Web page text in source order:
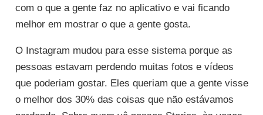
com o que a gente faz no aplicativo e vai ficando
melhor em mostrar o que a gente gosta.
O Instagram mudou para esse sistema porque as
pessoas estavam perdendo muitas fotos e vídeos
que poderiam gostar. Eles queriam que a gente visse
o melhor dos 30% das coisas que não estávamos